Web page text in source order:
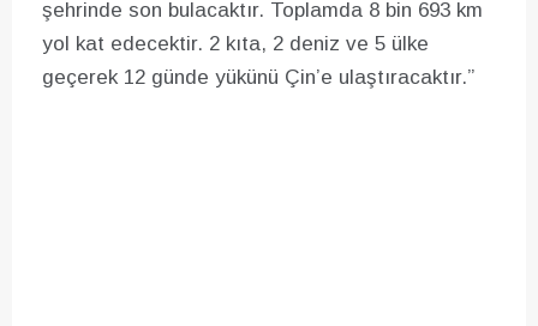
şehrinde son bulacaktır. Toplamda 8 bin 693 km
yol kat edecektir. 2 kıta, 2 deniz ve 5 ülke
geçerek 12 günde yükünü Çin’e ulaştıracaktır.”